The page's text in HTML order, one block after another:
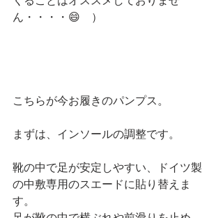
ん・・・・😄　）
こちらが今お履きのパンプス。
まずは、インソールの調整です。
靴の中で足が安定しやすい、ドイツ製
の中敷専用のスエードに貼り替えま
す。